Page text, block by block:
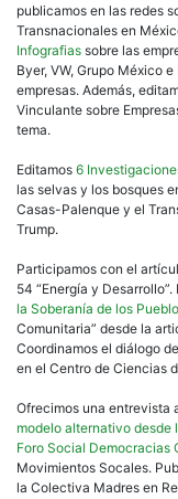
publicamos en las redes
Transnacionales en
Infografias sobre las
Byer, VW, Grupo México
empresas. Además,
Vinculante sobre
tema.
Editamos 6
las selvas y los bosques
Casas-Palenque y el
Trump.
Participamos con el
54 “Energía y
la Soberanía de los
Comunitaria” desde la
Coordinamos el diálogo
en el Centro de Ciencias
Ofrecimos una entrevista
modelo alternativo desde
Foro Social Democracias
Movimientos Socales.
la Colectiva Madres en